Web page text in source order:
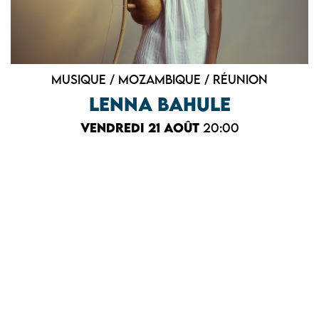
Musique / Mozambique / Réunion
LENNA BAHULE
vendredi 21 août20:00